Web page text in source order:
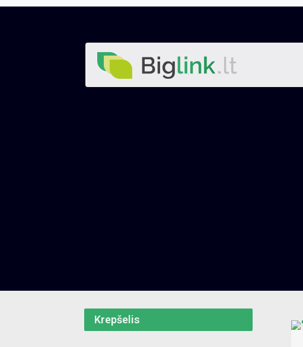
Krepšelis